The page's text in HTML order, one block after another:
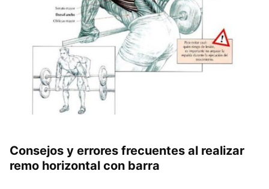
Consejos y errores frecuentes al realizar
remo horizontal con barra